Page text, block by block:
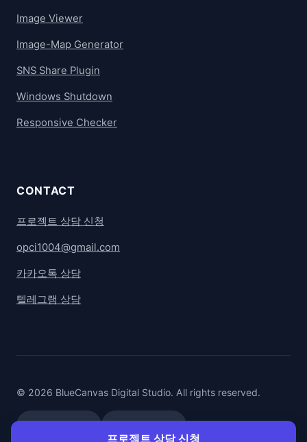
프로젝트 상담 신청
Image Viewer
Image-Map Generator
SNS Share Plugin
Windows Shutdown
Responsive Checker
CONTACT
프로젝트 상담 신청
opci1004@gmail.com
카카오톡 상담
텔레그램 상담
© 2026 BlueCanvas Digital Studio. All rights reserved.